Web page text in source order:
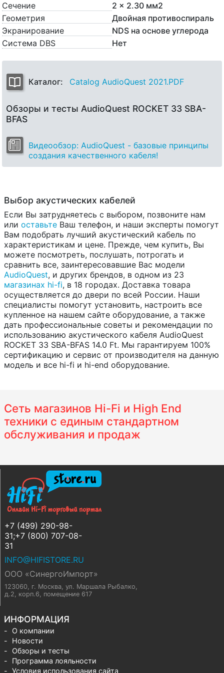
Сечение
2 x 2.30 мм2
Геометрия
Двойная противоспираль
Экранирование
NDS на основе углерода
Система DBS
Нет
Каталог: Catalog AudioQuest 2021.PDF
Обзоры и тесты AudioQuest ROCKET 33 SBA-
BFAS
Видеообзор: AudioQuest - базовые принципы
создания качественного кабеля!
Выбор акустических кабелей
Если Вы затрудняетесь с выбором, позвоните нам
или оставьте Ваш телефон, и наши эксперты помогут
Вам подобрать лучший акустический кабель по
характеристикам и цене. Прежде, чем купить, Вы
можете посмотреть, послушать, потрогать и
сравнить все, заинтересовавшие Вас модели
AudioQuest, и других брендов, в одном из 23
магазинах hi-fi, в 18 городах. Доставка товара
осуществляется до двери по всей России. Наши
специалисты помогут установить, настроить все
купленное на нашем сайте оборудование, а также
дать профессиональные советы и рекомендации по
использованию акустического кабеля AudioQuest
ROCKET 33 SBA-BFAS 14.0 Ft. Мы гарантируем 100%
сертификацию и сервис от производителя на данную
модель и все hi-fi и hi-end оборудование.
Сеть магазинов Hi-Fi и High End
техники с единым стандартном
обслуживания и продаж
+7 (499) 290-98-
31;+7 (800) 707-08-
31
INFO@HIFISTORE.RU
ООО «СинергоИмпорт»
123060, г. Москва, ул. Маршала Рыбалко,
д.2, корп.6, помещение 617
ИНФОРМАЦИЯ
О компании
Новости
Обзоры и тесты
Программа лояльности
Условия использования сайта